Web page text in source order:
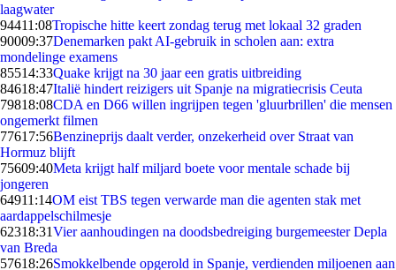
laagwater
94411:08Tropische hitte keert zondag terug met lokaal 32 graden
90009:37Denemarken pakt AI-gebruik in scholen aan: extra
mondelinge examens
85514:33Quake krijgt na 30 jaar een gratis uitbreiding
84618:47Italië hindert reizigers uit Spanje na migratiecrisis Ceuta
79818:08CDA en D66 willen ingrijpen tegen 'gluurbrillen' die mensen
ongemerkt filmen
77617:56Benzineprijs daalt verder, onzekerheid over Straat van
Hormuz blijft
75609:40Meta krijgt half miljard boete voor mentale schade bij
jongeren
64911:14OM eist TBS tegen verwarde man die agenten stak met
aardappelschilmesje
62318:31Vier aanhoudingen na doodsbedreiging burgemeester Depla
van Breda
57618:26Smokkelbende opgerold in Spanje, verdienden miljoenen aan